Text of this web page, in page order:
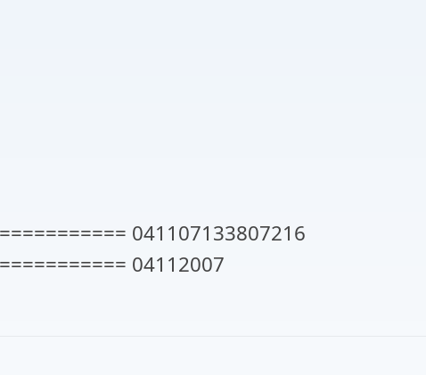
041107133807216
04112007